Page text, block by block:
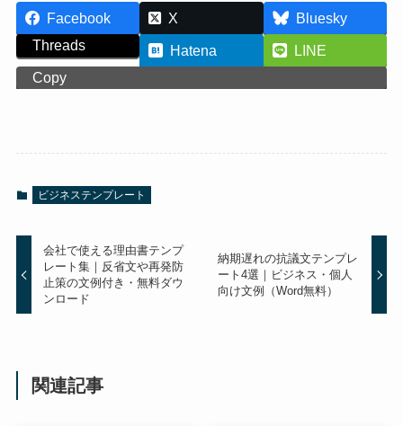
Facebook X
Bluesky
Threads
Hatena
LINE
Copy
ビジネステンプレート
会社で使える理由書テンプ
レート集｜反省文や再発防
止策の文例付き・無料ダウ
ンロード
納期遅れの抗議文テンプレ
ート4選｜ビジネス・個人
向け文例（Word無料）
関連記事